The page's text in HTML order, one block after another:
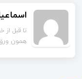
تا قبل
همون ورق